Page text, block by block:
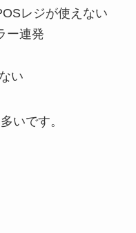
レジが使えない
ー連発
い
いです。